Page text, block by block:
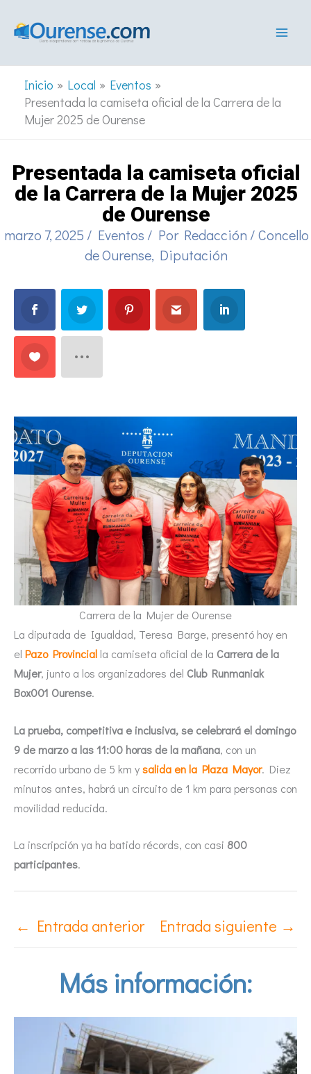
Inicio Local
Eventos
Presentada la camiseta oficial de la Carrera de la
Mujer 2025 de Ourense
Presentada la camiseta oficial
de la Carrera de la Mujer 2025
de Ourense
marzo 7, 2025 / Eventos / Por Redacción /Concello
de Ourense, Diputación
Carrera de la Mujer de Ourense
La diputada de Igualdad, Teresa Barge, presentó hoy en
el Pazo Provincial la camiseta oficial de la Carrera de la
Mujer, junto a los organizadores del Club Runmaniak
Box001 Ourense.
La prueba, competitiva e inclusiva, se celebrará el domingo
9 de marzo a las 11:00 horas de la mañana, con un
recorrido urbano de 5 km ysalida en la Plaza Mayor. Diez
minutos antes, habrá un circuito de 1 km para personas con
movilidad reducida.
La inscripción ya ha batido récords, con casi 800
participantes.
← Entrada anterior Entrada siguiente →
Más información: